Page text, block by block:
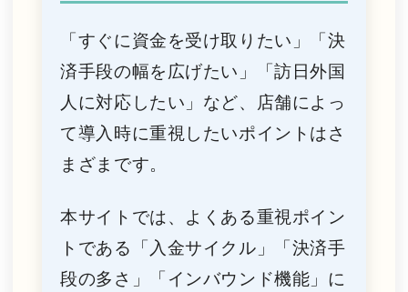
「すぐに資金を受け取りたい」「決
済手段の幅を広げたい」「訪日外国
人に対応したい」など、店舗によっ
て導入時に重視したいポイントはさ
まざまです。
本サイトでは、よくある重視ポイン
トである「入金サイクル」「決済手
段の多さ」「インバウンド機能」に